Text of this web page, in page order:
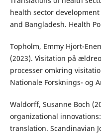
health sector
and Bangladesh. Health
Topholm, Emmy Hjort-
(2023). Visitation på
processer omkring
Nationale Forsknings- og
Waldorff, Susanne Boch
organizational
translation. Scandinavian